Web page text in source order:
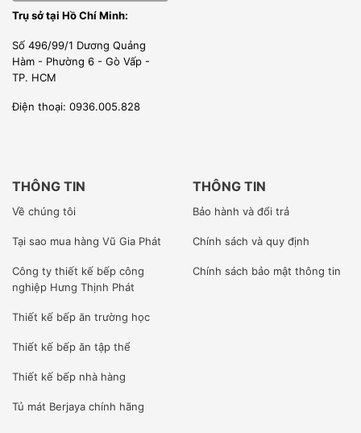
Trụ sở tại Hồ Chí Minh:
Số 496/99/1 Dương Quảng
Hàm - Phường 6 - Gò Vấp -
TP. HCM
Điện thoại: 0936.005.828
THÔNG TIN
Về chúng tôi
Tại sao mua hàng Vũ Gia Phát
Công ty thiết kế bếp công
nghiệp Hưng Thịnh Phát
Thiết kế bếp ăn trường học
Thiết kế bếp ăn tập thể
Thiết kế bếp nhà hàng
Tủ mát Berjaya chính hãng
THÔNG TIN
Bảo hành và đổi trả
Chính sách và quy định
Chính sách bảo mật thông tin